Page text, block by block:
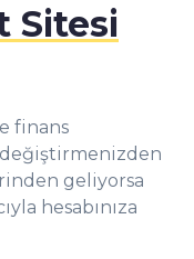
Sitesi
finans
değiştirmenizden
geliyorsa
hesabınıza